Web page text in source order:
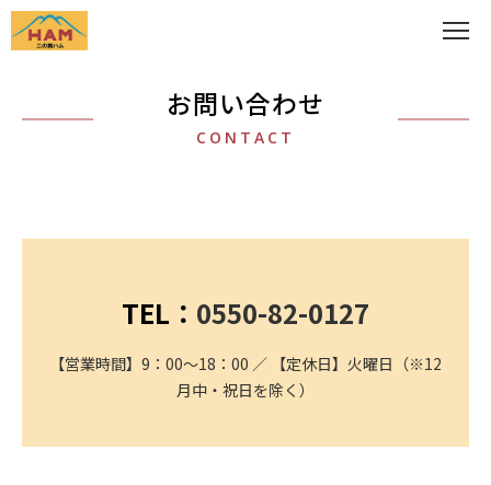
お問い合わせ
CONTACT
TEL： 0550-82-0127
【営業時間】9：00～18：00 ／ 【定休日】火曜日（※12
月中・祝日を除く）